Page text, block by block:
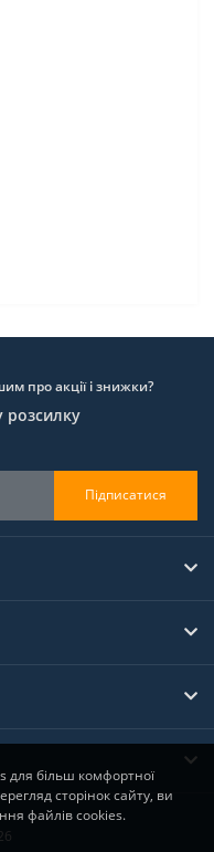
про акції і знижки?
розсилку
Підписатися
для більш комфортної
сторінок сайту, ви
файлів cookies.